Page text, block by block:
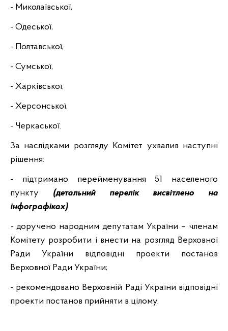
- Миколаївської,
- Одеської,
- Полтавської,
- Сумської,
- Харківської,
- Херсонської,
- Черкаської.
За наслідками розгляду Комітет ухвалив наступні
рішення:
-
підтримано перейменування 51 населеного
пункту (детальний перелік висвітлено на
інфографіках)
- доручено народним депутатам України – членам
Комітету розробити і внести на розгляд Верховної
Ради України відповідні проекти постанов
Верховної Ради України;
- рекомендовано Верховній Раді України відповідні
проекти постанов прийняти в цілому.